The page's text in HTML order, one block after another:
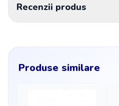
Recenzii produs
Produse similare